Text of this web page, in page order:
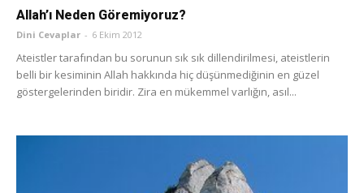
Allah’ı Neden Göremiyoruz?
Dini Cevaplar - 6 Ekim 2012
Ateistler tarafından bu sorunun sık sık dillendirilmesi, ateistlerin
belli bir kesiminin Allah hakkında hiç düşünmediğinin en güzel
göstergelerinden biridir. Zira en mükemmel varlığın, asıl...